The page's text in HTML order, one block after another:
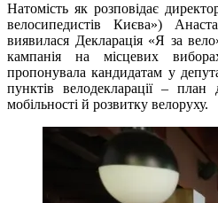
Натомість як розповідає
велосипедистів Києва»)
виявилася Декларація «Я за
кампанія на місцевих
пропонувала кандидатам у
пунктів велодекларації –
мобільності й розвитку велоруху.